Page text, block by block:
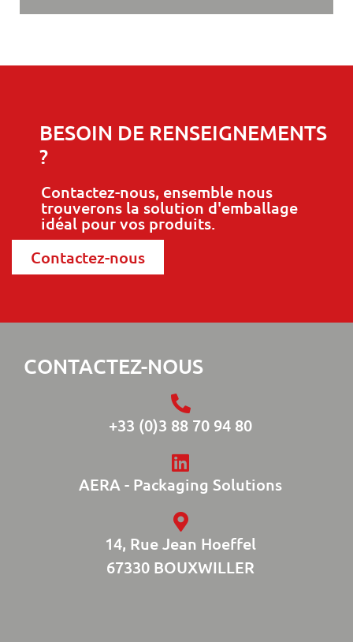
BESOIN DE RENSEIGNEMENTS
?
Contactez-nous, ensemble nous
trouverons la solution d'emballage
idéal pour vos produits.
Contactez-nous
CONTACTEZ-NOUS
+33 (0)3 88 70 94 80
AERA - Packaging Solutions
14, Rue Jean Hoeffel
67330 BOUXWILLER